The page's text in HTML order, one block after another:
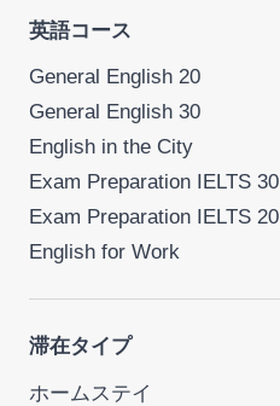
英語コース
General English 20
General English 30
English in the City
Exam Preparation IELTS 30
Exam Preparation IELTS 20
English for Work
滞在タイプ
ホームステイ